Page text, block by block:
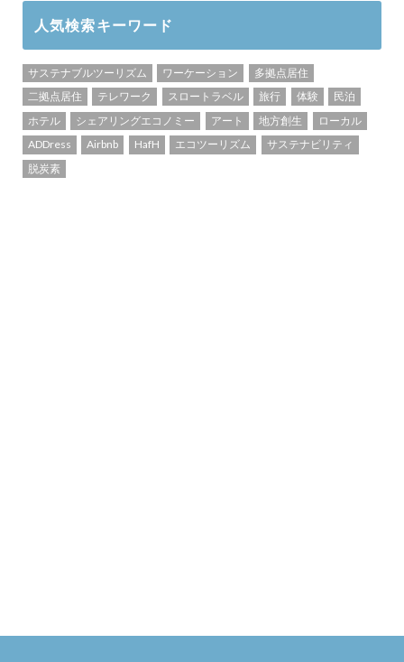
人気検索キーワード
サステナブルツーリズム ワーケーション
多拠点居住
二拠点居住
テレワーク スロートラベル 旅行 体験
民泊
ホテル
シェアリングエコノミー アート 地方創生
ローカル
ADDress
Airbnb HafH エコツーリズム
サステナビリティ
脱炭素